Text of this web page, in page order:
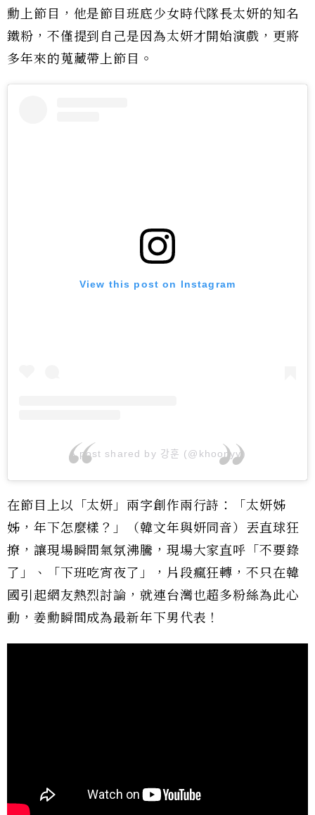
勳上節目，他是節目班底少女時代隊長太妍的知名
鐵粉，不僅提到自己是因為太妍才開始演戲，更將
多年來的蒐藏帶上節目。
View this post on Instagram
A post shared by 강훈 (@khoonyy)
在節目上以「太妍」兩字創作兩行詩：「太妍姊
姊，年下怎麼樣？」（韓文年與妍同音）丟直球狂
撩，讓現場瞬間氣氛沸騰，現場大家直呼「不要錄
了」、「下班吃宵夜了」，片段瘋狂轉，不只在韓
國引起網友熱烈討論，就連台灣也超多粉絲為此心
動，姜勳瞬間成為最新年下男代表！